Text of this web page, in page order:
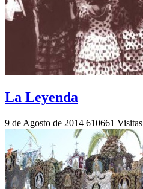
La Leyenda
9 de Agosto de 2014 610661 Visitas